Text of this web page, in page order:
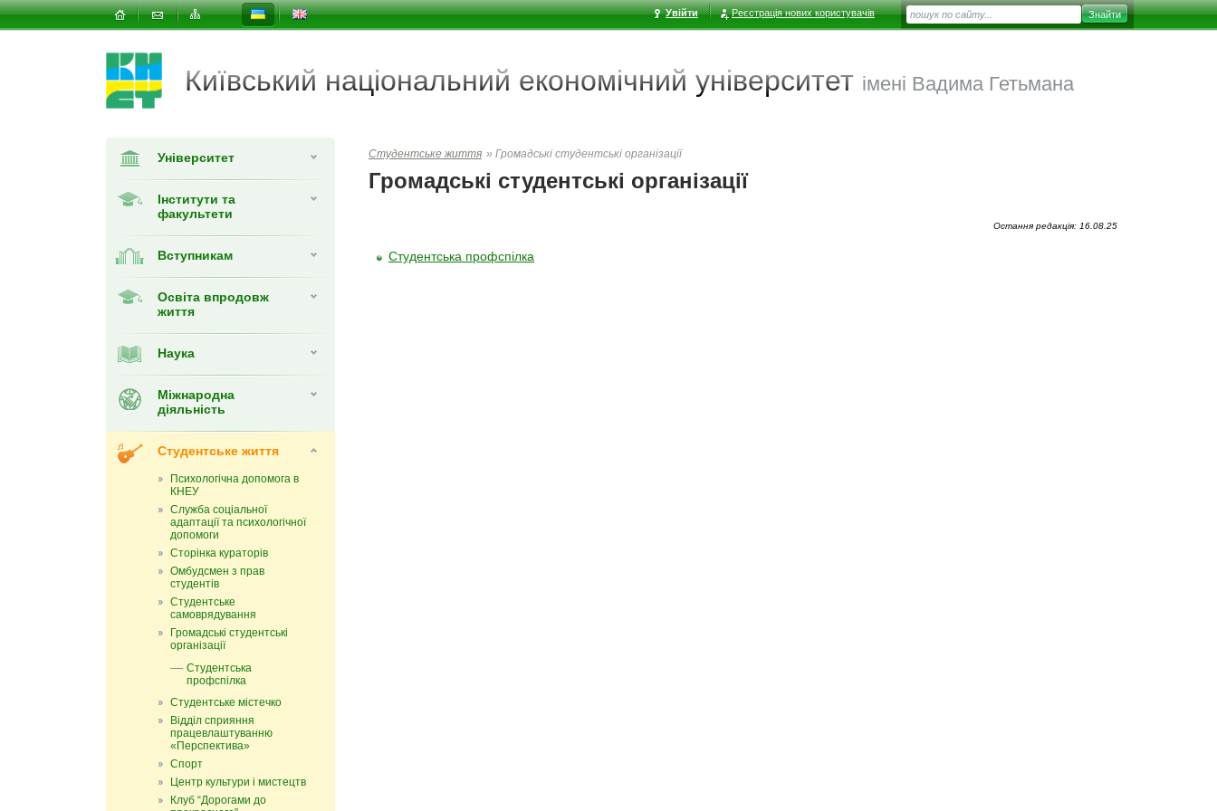
Увійти Реєстрація нових користувачів
Київський національний економічний університет імені Вадима Гетьмана
Університет
Інститути та
факультети
Вступникам
Освіта впродовж
життя
Наука
Міжнародна
діяльність
Студентське життя
Психологічна допомога в
КНЕУ
Служба соціальної
адаптації та психологічної
допомоги
Сторінка кураторів
Омбудсмен з прав
студентів
Студентське
самоврядування
Громадські студентські
організації
Студентська
профспілка
Студентське містечко
Відділ сприяння
працевлаштуванню
«Перспектива»
Спорт
Центр культури і мистецтв
Клуб “Дорогами до
Студентське життя » Громадські студентські організації
Громадські студентські організації
Остання редакція: 16.08.25
Студентська профспілка